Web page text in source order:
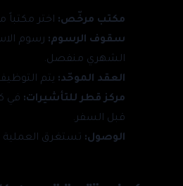
مكتب مرخّص: اختر مكتباً
سقوف الرسوم:
الشهري منفصل.
العقد الموحّد: يتم
مركز قطر للتأشيرات: في
قبل السفر.
الوصول: تستغرق العملية عادة 3–6 أسابيع حسب